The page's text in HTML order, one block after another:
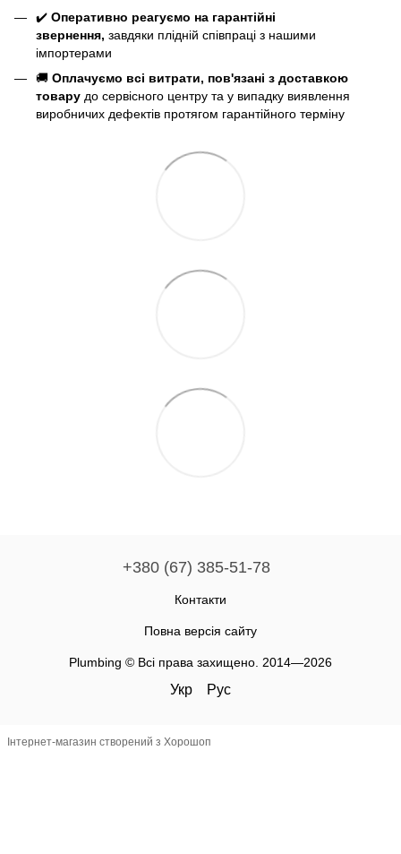
✔️ Оперативно реагуємо на гарантійні
звернення, завдяки плідній співпраці з нашими
імпортерами
🚚 Оплачуємо всі витрати, пов'язані з доставкою
товару до сервісного центру та у випадку виявлення
виробничих дефектів протягом гарантійного терміну
+380 (67) 385-51-78
Контакти
Повна версія сайту
Plumbing © Всі права захищено. 2014—2026
Укр Рус
Інтернет-магазин створений з Хорошоп